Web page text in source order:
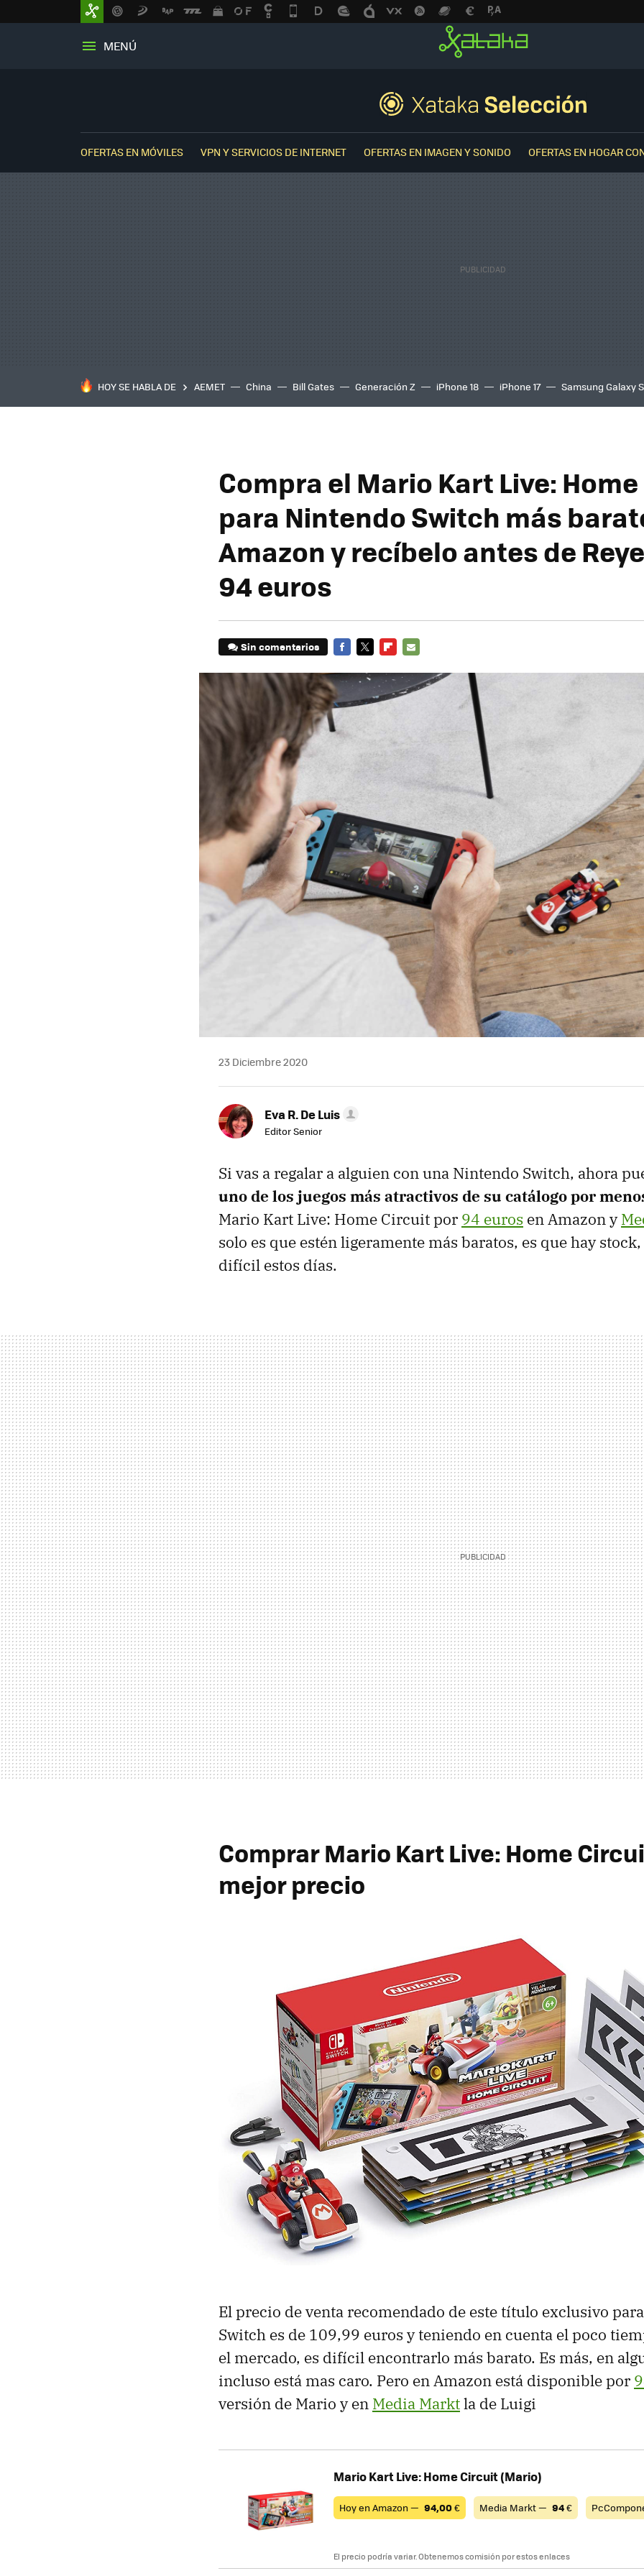
MENÚ
OFERTAS EN MÓVILES VPN Y SERVICIOS DE INTERNET OFERTAS EN IMAGEN Y SONIDO OFERTAS EN HOGAR
HOY SE HABLA DE AEMET China Bill Gates Generación Z iPhone 18 iPhone 17 Samsung Galaxy
Compra el Mario Kart Live:
para Nintendo Switch más
Amazon y recíbelo antes de
94 euros
Sin comentarios
MAIL
23 Diciembre 2020
Eva R. De Luis
Editor Senior
Si vas a regalar a alguien con una Nintendo Switch, ahora
uno de los juegos más atractivos de su catálogo por
Mario Kart Live: Home Circuit por 94 euros en Amazon y
solo es que estén ligeramente más baratos, es que hay
difícil estos días.
Comprar Mario Kart Live: Home
mejor precio
El precio de venta recomendado de este título exclusivo
Switch es de 109,99 euros y teniendo en cuenta el poco
el mercado, es difícil encontrarlo más barato. Es más, en
incluso está mas caro. Pero en Amazon está disponible por
versión de Mario y en Media Marktla de Luigi
Mario Kart Live: Home Circuit (Mario)
Hoy en Amazon — 94,00€ Media Markt — 94€
El precio podría variar. Obtenemos comisión por estos enlaces